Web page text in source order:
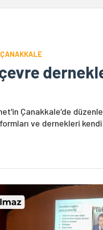
Çanakkale’de
ve dernekleri